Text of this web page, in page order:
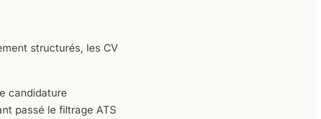
structurés, les CV
candidature
passé le filtrage ATS